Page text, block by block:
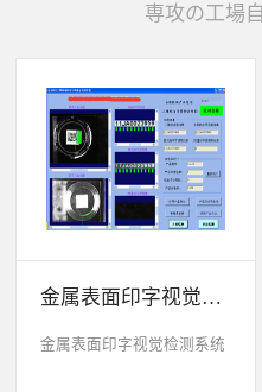
専攻の工場
金属表面印字视觉检测系统
金属表面印字视觉检测系统